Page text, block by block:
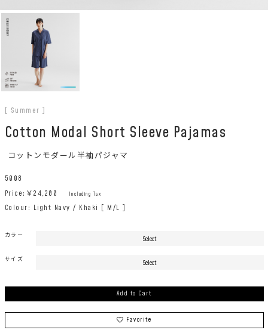
[ Summer ]
Cotton Modal Short Sleeve Pajamas
コットンモダール半袖パジャマ
5008
Price:￥24,200 Including Tax
Colour: Light Navy / Khaki [ M/L ]
カラー
サイズ
Add to Cart
Favorite